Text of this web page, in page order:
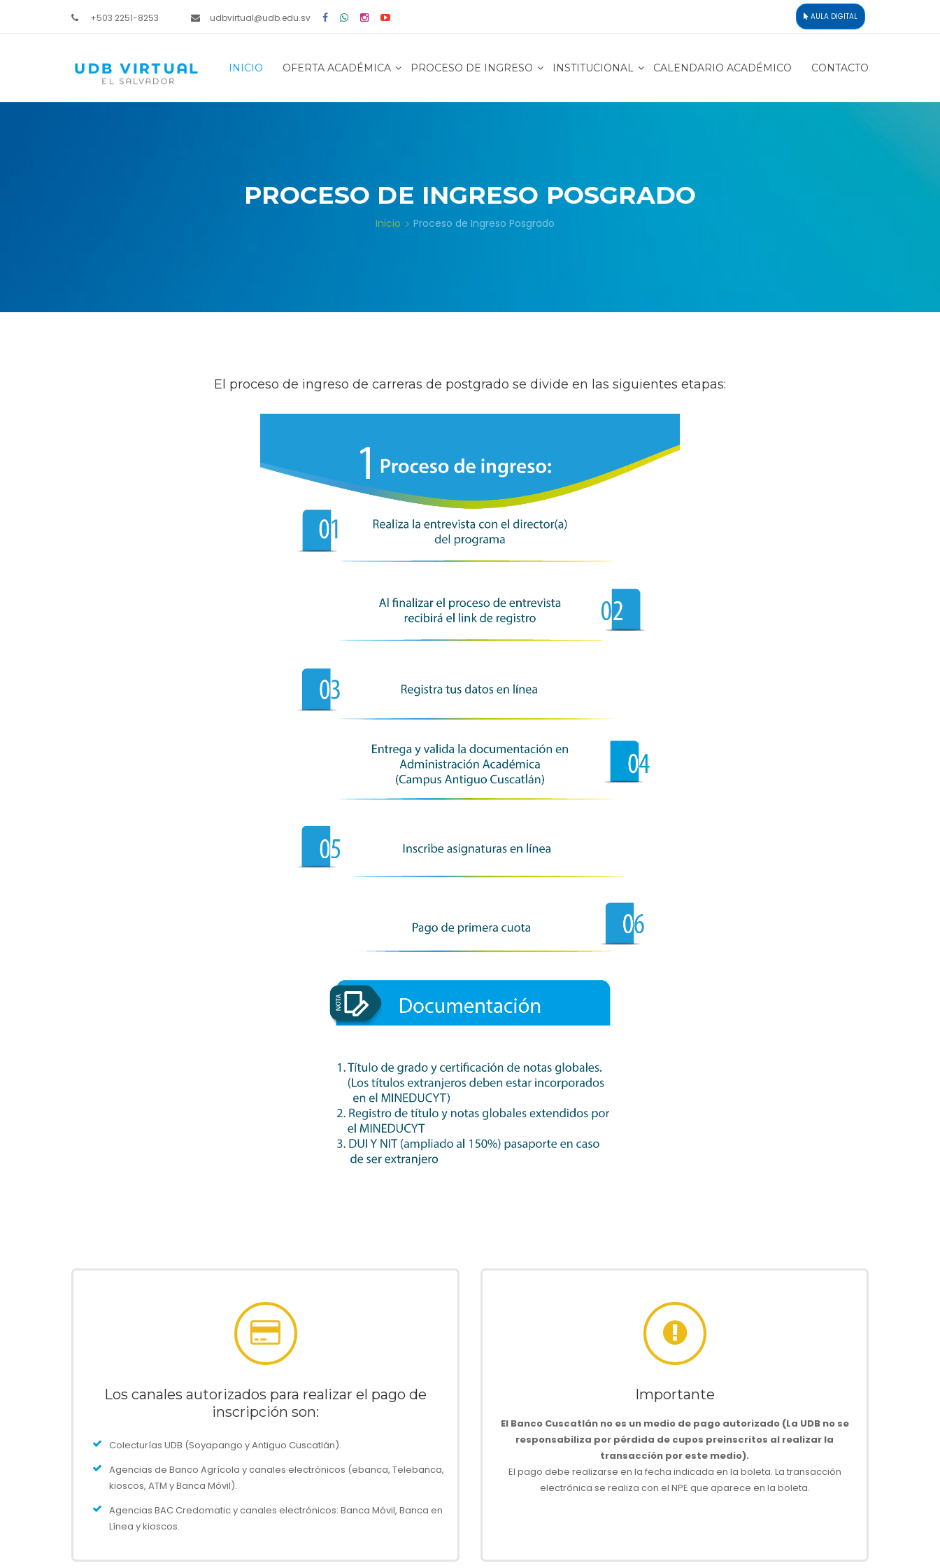
+503 2251-8253 udbvirtual@udb.edu.sv AULA DIGITAL
INICIO OFERTA ACADÉMICA PROCESO DE INGRESO INSTITUCIONAL CALENDARIO ACADÉMICO CONTACTO
PROCESO DE INGRESO POSGRADO
Inicio Proceso de Ingreso Posgrado
El proceso de ingreso de carreras de postgrado se divide en las siguientes etapas:
Los canales autorizados para realizar el pago de
inscripción son:
Colecturías UDB (Soyapango y Antiguo Cuscatlán).
Agencias de Banco Agrícola y canales electrónicos (ebanca, Telebanca,
kioscos, ATM y Banca Móvil).
Agencias BAC Credomatic y canales electrónicos: Banca Móvil, Banca en
Línea y kioscos.
Importante
El Banco Cuscatlán no es un medio de pago autorizado (La UDB no se
responsabiliza por pérdida de cupos preinscritos al realizar la
transacción por este medio).
El pago debe realizarse en la fecha indicada en la boleta. La transacción
electrónica se realiza con el NPE que aparece en la boleta.